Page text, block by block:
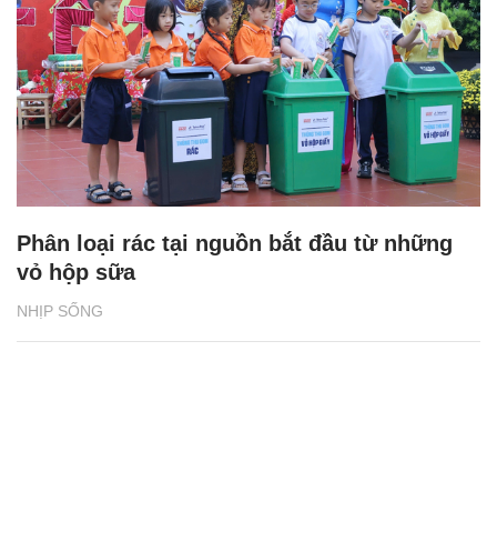
NHỊP SỐNG
Phân loại rác tại nguồn bắt đầu từ những
vỏ hộp sữa